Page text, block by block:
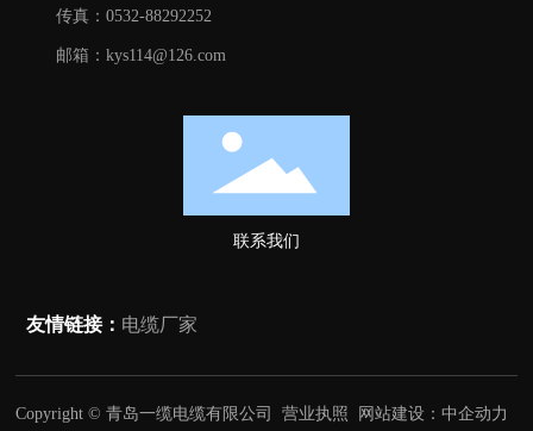
传真：0532-88292252
邮箱：kys114@126.com
联系我们
友情链接： 电缆厂家
Copyright © 青岛一缆电缆有限公司营业执照 网站建设：中企动力